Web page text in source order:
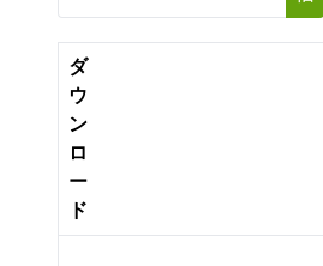
ダ
ウ
ン
ロ
ー
ド